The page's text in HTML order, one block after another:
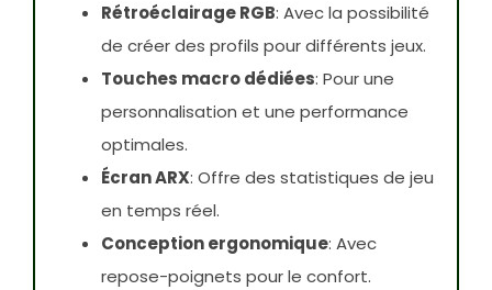
Rétroéclairage RGB: Avec la possibilité
de créer des profils pour différents jeux.
Touches macro dédiées: Pour une
personnalisation et une performance
optimales.
Écran ARX: Offre des statistiques de jeu
en temps réel.
Conception ergonomique: Avec
repose-poignets pour le confort.